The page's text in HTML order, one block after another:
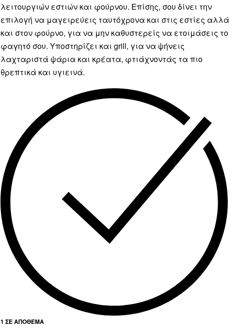
λειτουργιών εστιών και φούρνου. Επίσης, σου δίνει την
επιλογή να μαγειρεύεις ταυτόχρονα και στις εστίες αλλά
και στον φούρνο, για να μην καθυστερείς να ετοιμάσεις το
φαγητό σου. Υποστηρίζει και grill, για να ψήνεις
λαχταριστά ψάρια και κρέατα, φτιάχνοντάς τα πιο
θρεπτικά και υγιεινά.
1 ΣΕ ΑΠΌΘΕΜΑ